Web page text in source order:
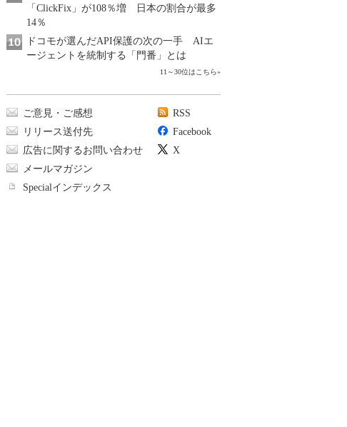
「ClickFix」が108％増 日本の割合が最多
14％
ドコモが選んだAPI保護の次の一手 AIエ
ージェントを統制する「門番」とは
11～30位はこちら»
ご意見・ご感想
リリース送付先
広告に関するお問い合わせ
メールマガジン
Specialインデックス
RSS
Facebook
X